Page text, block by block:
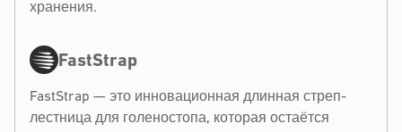
хранения.
FastStrap
FastStrap — это инновационная длинная стреп-
лестница для голеностопа, которая остаётся